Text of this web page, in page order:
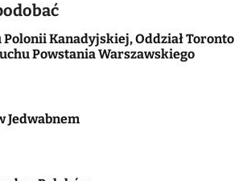
Polonii Kanadyjskiej, Oddział Toronto
Powstania Warszawskiego
Jedwabnem